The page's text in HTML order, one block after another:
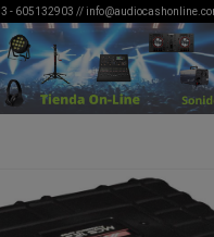
- 605132903 //